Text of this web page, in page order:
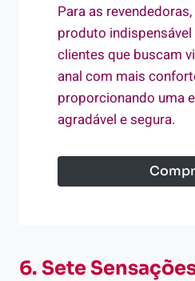
Para as
produto
clientes que buscam
anal com mais
proporcionando uma
agradável e segura.
6. Sete